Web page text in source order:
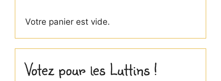
Votre panier est vide.
Votez pour les Luttins !